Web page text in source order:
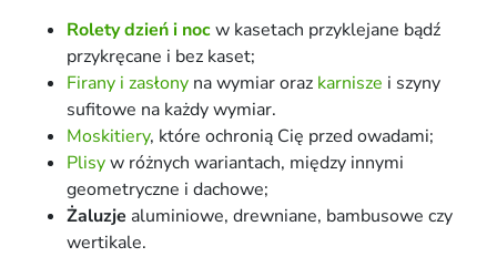
Rolety dzień i nocw kasetach przyklejane bądź
przykręcane i bez kaset;
Firany i zasłony na wymiar oraz karnisze i szyny
sufitowe na każdy wymiar.
Moskitiery, które ochronią Cię przed owadami;
Plisyw różnych wariantach, między innymi
geometryczne i dachowe;
Żaluzje aluminiowe, drewniane, bambusowe czy
wertikale.